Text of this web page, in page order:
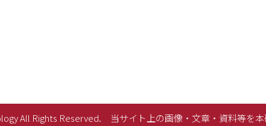
All Rights Reserved. 当サイト上の画像・文章・資料等を